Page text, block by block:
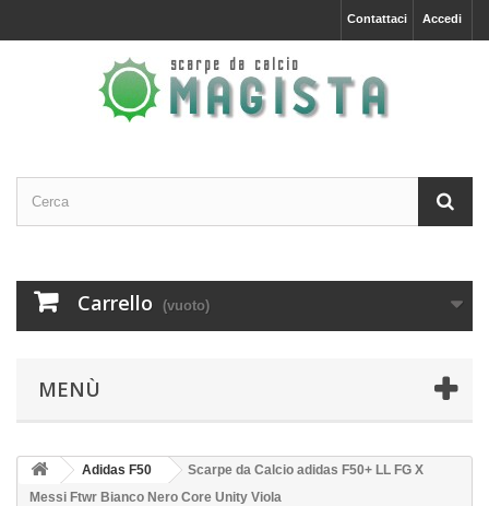
Accedi
Contattaci
Carrello (vuoto)
MENÙ
Adidas F50
Scarpe da Calcio adidas F50+ LL FG X
Messi Ftwr Bianco Nero Core Unity Viola